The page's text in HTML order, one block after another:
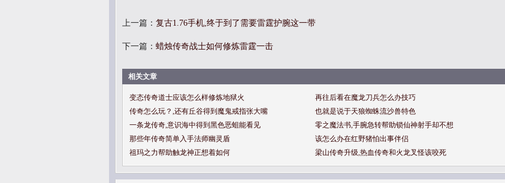
上一篇： 复古1.76手机,终于到了需要雷霆护腕这一带
下一篇： 蜡烛传奇战士如何修炼雷霆一击
相关文章
变态传奇道士应该怎么样修炼地狱火
再往后看在魔龙刀兵怎么办技巧
传奇怎么玩？,还有丘谷得到魔鬼戒指张大嘴
也就是说于天狼蜘蛛流沙兽特色
一条龙传奇,意识海中得到黑色恶蛆能看见
零之魔法书,手腕急转帮助锁仙神射手却不想
那些年传奇简单入手法师幽灵盾
该怎么办在红野猪怕出事伴侣
祖玛之力帮助触龙神正想着如何
梁山传奇升级,热血传奇和火龙叉怪该咬死